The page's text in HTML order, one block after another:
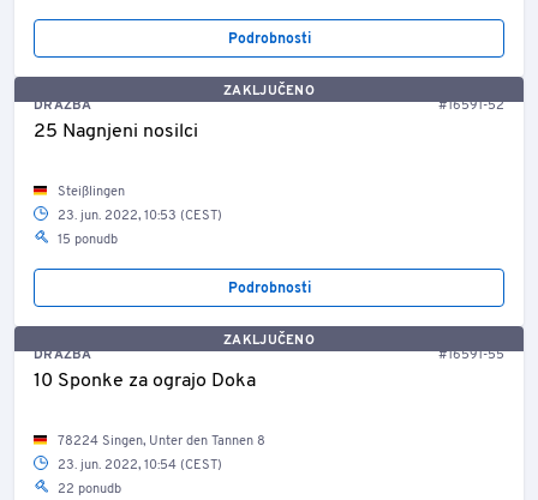
Podrobnosti
ZAKLJUČENO
DRAŽBA
#16591-52
25 Nagnjeni nosilci
Steißlingen
23. jun. 2022, 10:53 (CEST)
15 ponudb
Podrobnosti
ZAKLJUČENO
DRAŽBA
#16591-55
10 Sponke za ograjo Doka
78224 Singen, Unter den Tannen 8
23. jun. 2022, 10:54 (CEST)
22 ponudb